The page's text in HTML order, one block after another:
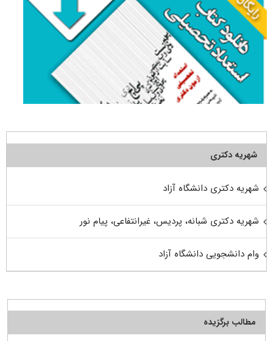
شهریه دکتری
شهریه دکتری دانشگاه آزاد
شهریه دکتری شبانه، پردیس، غیرانتفاعی، پیام نور
وام دانشجویی دانشگاه آزاد
مطالب برگزیده